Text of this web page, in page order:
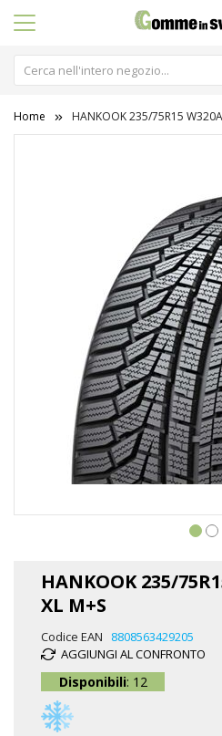
Home HANKOOK 235/75R15
HANKOOK 235/
XL M+S
Codice EAN
8808563429205
AGGIUNGI AL CONFRONTO
Disponibili: 12
galleria
immagini